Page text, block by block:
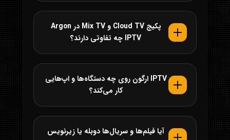
پکیج Cloud TV و Mix TV در Argon
IPTV چه تفاوتی دارند؟
IPTV ارگون روی چه دستگاه‌ها و اپ‌هایی
کار می‌کند؟
آیا فیلم‌ها و سریال‌ها دوبله یا زیرنویس